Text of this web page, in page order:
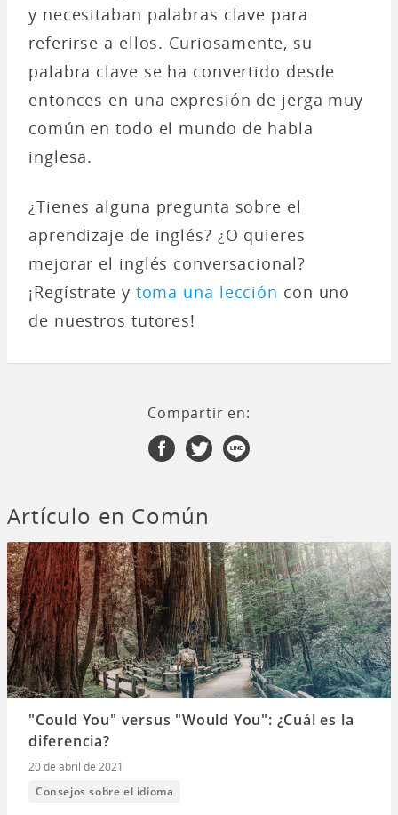
y necesitaban palabras clave para
referirse a ellos. Curiosamente, su
palabra clave se ha convertido desde
entonces en una expresión de jerga muy
común en todo el mundo de habla
inglesa.
¿Tienes alguna pregunta sobre el
aprendizaje de inglés? ¿O quieres
mejorar el inglés conversacional?
¡Regístrate y toma una lección con uno
de nuestros tutores!
Compartir en:
Artículo en Común
"Could You" versus "Would You": ¿Cuál es la
diferencia?
20 de abril de 2021
Consejos sobre el idioma